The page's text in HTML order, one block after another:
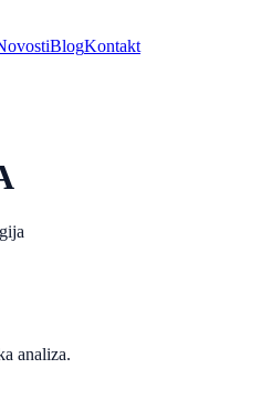
BlogKontakt
analiza.